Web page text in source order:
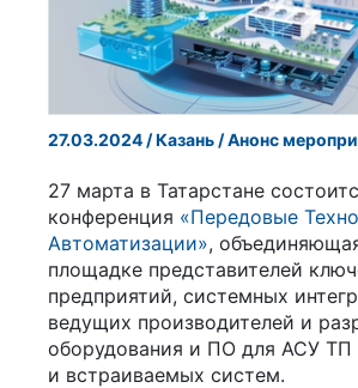
27.03.2024 / Казань / Анонс
27 марта в Татарстане
конференция «Передовые
Автоматизации»,
площадке представителей
предприятий, системных
ведущих производителей и
оборудования и ПО для АСУ ТП
и встраиваемых систем.